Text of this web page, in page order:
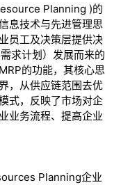
Planning )的
息技术与先进管理思
员工及决策层提供决
求计划）发展而来的
的功能，其核心思
，从供应链范围去优
式，反映了市场对企
业务流程、提高企业
Planning企业